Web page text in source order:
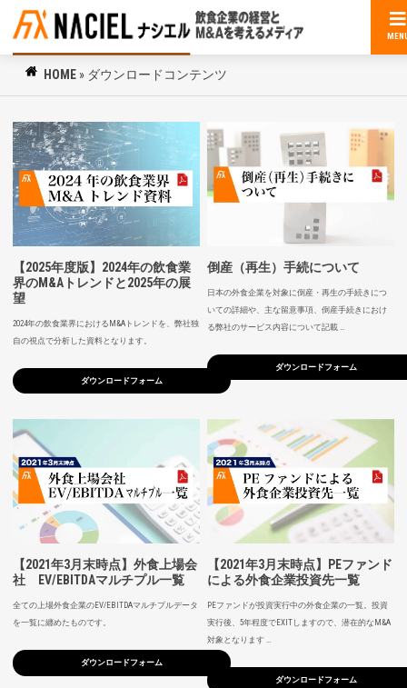
HOME » ダウンロードコンテンツ
【2025年度版】2024年の飲食業
界のM&Aトレンドと2025年の展
望
2024年の飲食業界におけるM&Aトレンドを、弊社独
自の視点で分析した資料となります。
ダウンロードフォーム
倒産（再生）手続について
日本の外食企業を対象に倒産・再生の手続きにつ
いての詳細や、主な留意事項、倒産手続きにおけ
る弊社のサービス内容について記載 …
ダウンロードフォーム
【2021年3月末時点】外食上場会
社 EV/EBITDAマルチプル一覧
全ての上場外食企業のEV/EBITDAマルチプルデータ
を一覧に纏めたものです。
ダウンロードフォーム
【2021年3月末時点】PEファンド
による外食企業投資先一覧
PEファンドが投資実行中の外食企業の一覧。投資
実行後、5年程度でEXITしますので、潜在的なM&A
対象となります …
ダウンロードフォーム